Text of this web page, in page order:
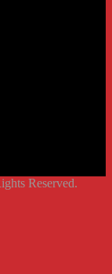
Reserved.